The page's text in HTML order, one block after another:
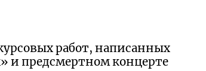
работ, написанных
и предсмертном концерте